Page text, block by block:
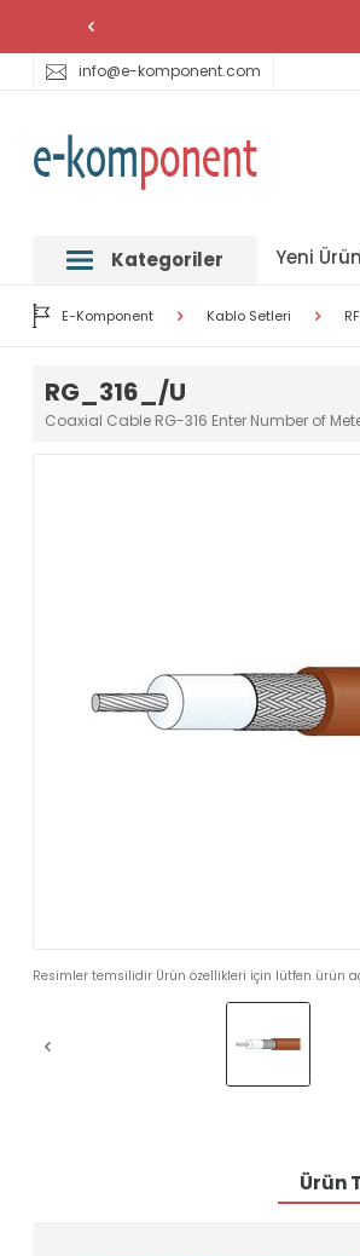
info@e-komponent.com
Kategoriler Yeni
E-Komponent Kablo Setleri
RG_316_/U
Coaxial Cable RG-316 Enter Number of
Resimler temsilidir Ürün özellikleri için lütfen ürün
Ürün